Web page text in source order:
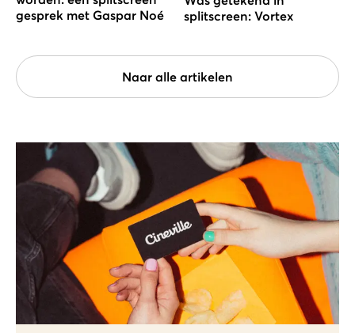
gesprek met Gaspar Noé
splitscreen: Vortex
Naar alle artikelen